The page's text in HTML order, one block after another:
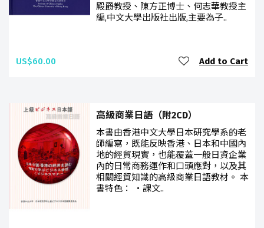
殿爵教授、陳方正博士、何志華教授主
編,中文大學出版社出版,主要為子..
US$60.00 Add to Cart
高級商業日語（附2CD）
本書由香港中文大學日本研究學系的老
師編寫，既能反映香港、日本和中國內
地的經貿現實，也能覆蓋一般日資企業
內的日常商務運作和口頭應對，以及其
相關經貿知識的高級商業日語教材。 本
書特色： ‧課文..